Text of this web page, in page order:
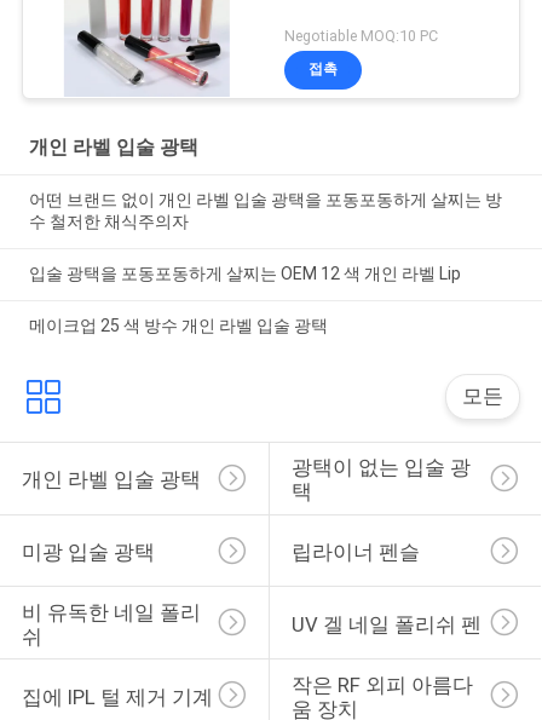
Negotiable MOQ:10 PC
접촉
개인 라벨 입술 광택
어떤 브랜드 없이 개인 라벨 입술 광택을 포동포동하게 살찌는 방
수 철저한 채식주의자
입술 광택을 포동포동하게 살찌는 OEM 12 색 개인 라벨 Lip
메이크업 25 색 방수 개인 라벨 입술 광택
모든
개인 라벨 입술 광택
광택이 없는 입술 광
택
미광 입술 광택 립라이너 펜슬
비 유독한 네일 폴리
쉬
UV 겔 네일 폴리쉬 펜
집에 IPL 털 제거 기계
작은 RF 외피 아름다
움 장치